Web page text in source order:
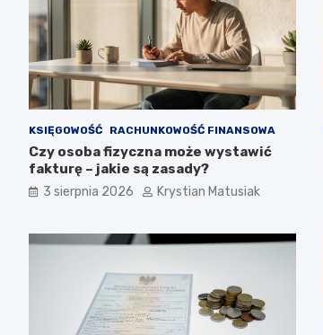
KSIĘGOWOŚĆ RACHUNKOWOŚĆ FINANSOWA
Czy osoba fizyczna może wystawić
fakturę – jakie są zasady?
3 sierpnia 2026 Krystian Matusiak